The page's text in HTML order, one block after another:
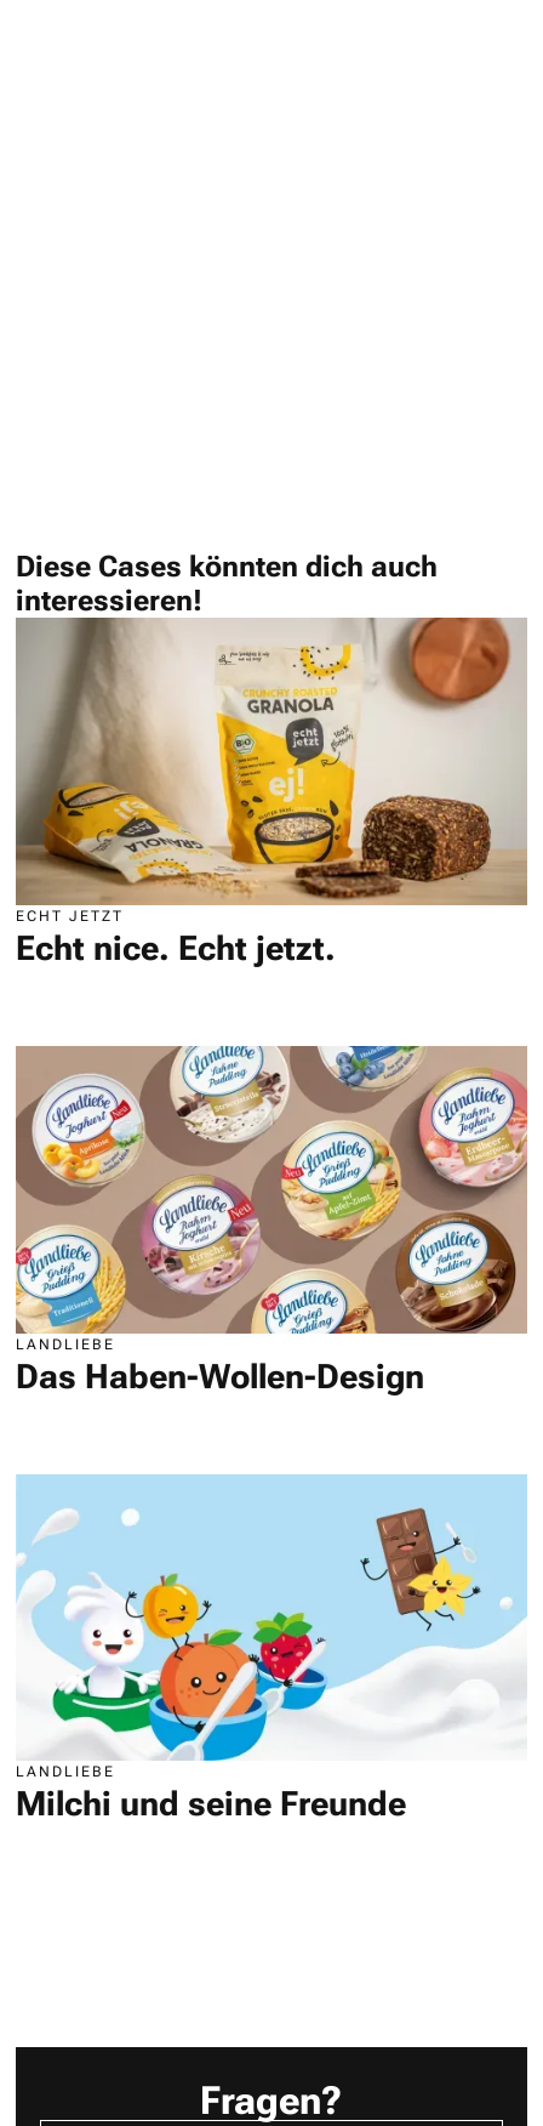
Diese Cases könnten dich auch
interessieren!
ECHT JETZT
Echt nice. Echt jetzt.
LANDLIEBE
Das Haben-Wollen-Design
LANDLIEBE
Milchi und seine Freunde
Fragen?